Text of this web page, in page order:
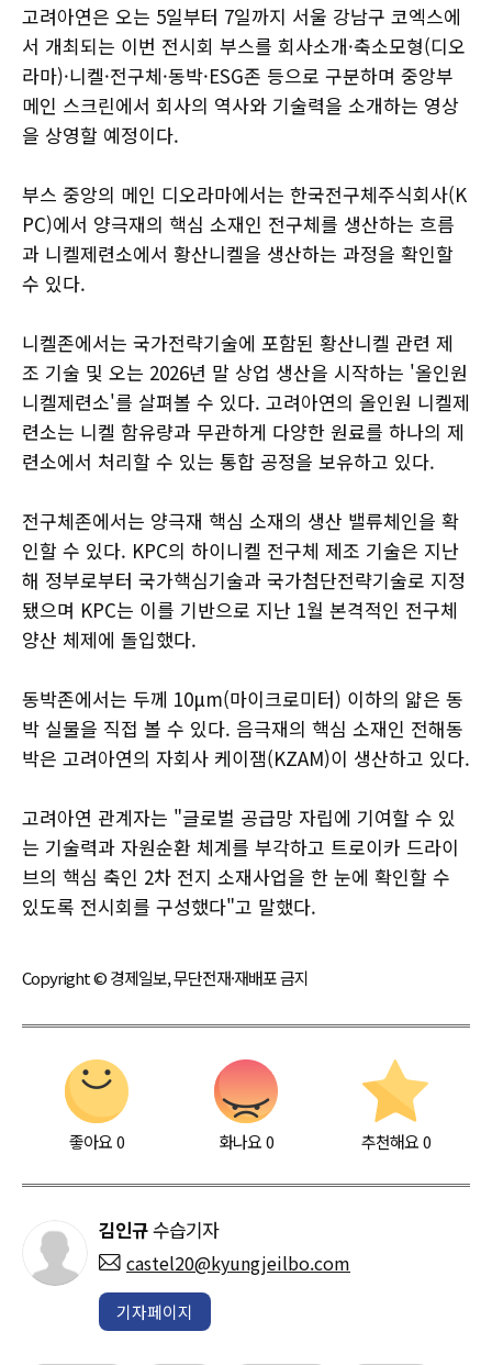
고려아연은 오는 5일부터 7일까지 서울 강남구 코엑스에
서 개최되는 이번 전시회 부스를 회사소개·축소모형(디오
라마)·니켈·전구체·동박·ESG존 등으로 구분하며 중앙부
메인 스크린에서 회사의 역사와 기술력을 소개하는 영상
을 상영할 예정이다.
부스 중앙의 메인 디오라마에서는 한국전구체주식회사(K
PC)에서 양극재의 핵심 소재인 전구체를 생산하는 흐름
과 니켈제련소에서 황산니켈을 생산하는 과정을 확인할
수 있다.
니켈존에서는 국가전략기술에 포함된 황산니켈 관련 제
조 기술 및 오는 2026년 말 상업 생산을 시작하는 '올인원
니켈제련소'를 살펴볼 수 있다. 고려아연의 올인원 니켈제
련소는 니켈 함유량과 무관하게 다양한 원료를 하나의 제
련소에서 처리할 수 있는 통합 공정을 보유하고 있다.
전구체존에서는 양극재 핵심 소재의 생산 밸류체인을 확
인할 수 있다. KPC의 하이니켈 전구체 제조 기술은 지난
해 정부로부터 국가핵심기술과 국가첨단전략기술로 지정
됐으며 KPC는 이를 기반으로 지난 1월 본격적인 전구체
양산 체제에 돌입했다.
동박존에서는 두께 10μm(마이크로미터) 이하의 얇은 동
박 실물을 직접 볼 수 있다. 음극재의 핵심 소재인 전해동
박은 고려아연의 자회사 케이잼(KZAM)이 생산하고 있다.
고려아연 관계자는 "글로벌 공급망 자립에 기여할 수 있
는 기술력과 자원순환 체계를 부각하고 트로이카 드라이
브의 핵심 축인 2차 전지 소재사업을 한 눈에 확인할 수
있도록 전시회를 구성했다"고 말했다.
Copyright © 경제일보, 무단전재·재배포 금지
좋아요0 화나요0 추천해요 0
김인규수습기자
castel20@kyungjeilbo.com
기자페이지